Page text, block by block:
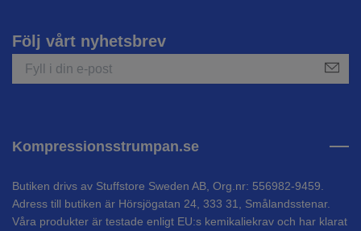
Följ vårt nyhetsbrev
Kompressionsstrumpan.se
Butiken drivs av Stuffstore Sweden AB, Org.nr: 556982-9459.
Adress till butiken är Hörsjögatan 24, 333 31, Smålandsstenar.
Våra produkter är testade enligt EU:s kemikaliekrav och har klarat